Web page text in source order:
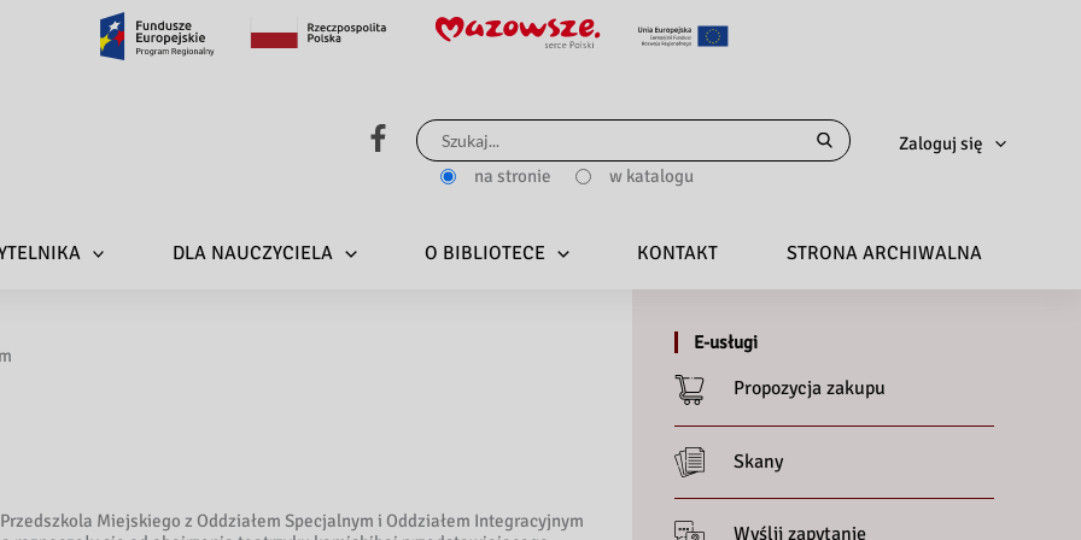
Szukaj
dla:
na stronie w katalogu
Zaloguj się
DLA NAUCZYCIELA O BIBLIOTECE KONTAKT STRONA ARCHIWALNA
Miejskiego z Oddziałem Specjalnym i Oddziałem Integracyjnym
E-usługi
Propozycja zakupu
Skany
Wyślij zapytanie